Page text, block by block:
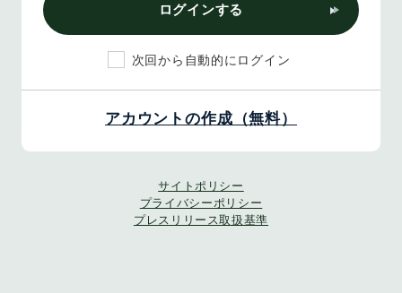
ログインする
次回から自動的にログイン
アカウントの作成（無料）
サイトポリシー
プライバシーポリシー
プレスリリース取扱基準